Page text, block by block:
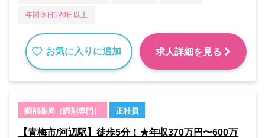
年間休日120日以上
お気に入りに追加 求人詳細を見る
調剤薬局（調剤専門） 正社員
【青梅市/河辺駅】徒歩5分！★年収370万円〜600万